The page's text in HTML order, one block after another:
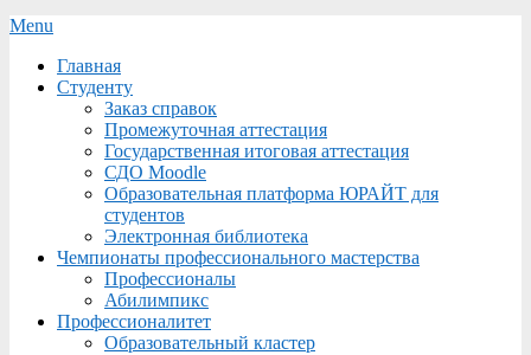
Secondary
Menu
Menu
Главная
Студенту
Заказ справок
Промежуточная аттестация
Государственная итоговая аттестация
СДО Moodle
Образовательная платформа ЮРАЙТ для
студентов
Электронная библиотека
Чемпионаты профессионального мастерства
Профессионалы
Абилимпикс
Профессионалитет
Образовательный кластер